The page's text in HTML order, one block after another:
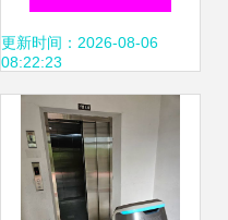
更新时间：2026-08-06
08:22:23